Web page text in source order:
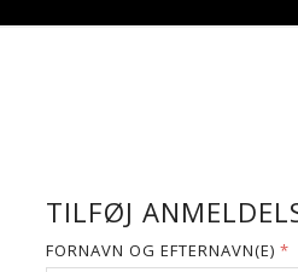
TILFØJ
FORNAVN OG EFTERNAVN(E)